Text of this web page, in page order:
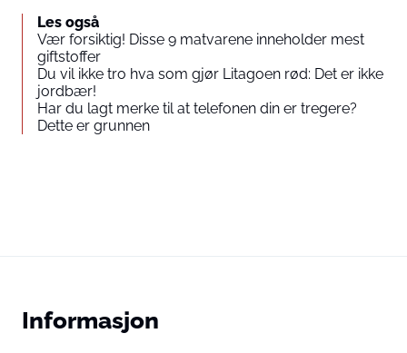
Les også
Vær forsiktig! Disse 9 matvarene inneholder mest
giftstoffer
Du vil ikke tro hva som gjør Litagoen rød: Det er ikke
jordbær!
Har du lagt merke til at telefonen din er tregere?
Dette er grunnen
Informasjon